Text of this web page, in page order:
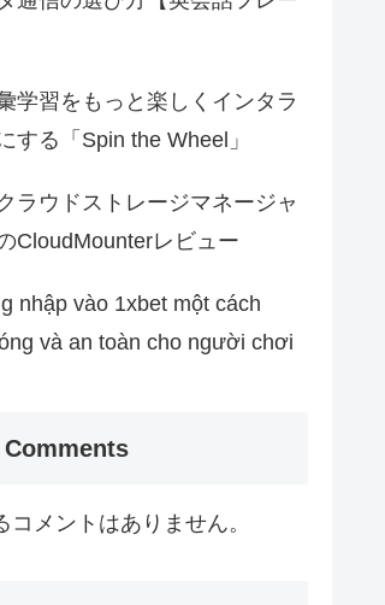
学習をもっと楽しくインタラ
する「Spin the Wheel」
ラウドストレージマネージャ
CloudMounterレビュー
nhập vào 1xbet một cách
và an toàn cho người chơi
Comments
コメントはありません。